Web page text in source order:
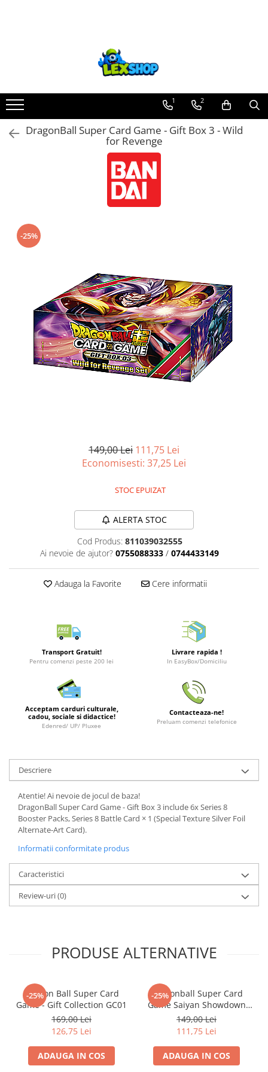
Board Games
Extensii boardgames
Card Games (jocuri cu carti)
Jocuri pentru toata familia
Party Games (jocuri de petrecere)
Smart Games
Puzzle-uri logice
Final Girl - solo game
Miniaturi Arkham Horror
Miniaturi HEROCLIX
Accesorii pentru boardgames
Merch Lex Hobby Store
Pop Culture
Plusuri si papusi
Decoratiuni
Fesuri
Studio Ghibli/My Neighbor
Totoro/Kiki etc
Minecraft
Carnetele
Dragon Ball
Pokemon
One Piece
Lord of The Rings
Harry Potter
Fallout
Stranger Things
Collectibles
KPop Demon Hunters
Retro Arcade – Jocuri, Console si
1 2
DragonBall Super Card Game - Gift Box 3 - Wild
for Revenge
-25%
149,00 Lei 111,75 Lei
Economisesti: 37,25 Lei
STOC EPUIZAT
ALERTA STOC
Cod Produs: 811039032555
Ai nevoie de ajutor? 0755088333 / 0744433149
Adauga la Favorite Cere informatii
Transport Gratuit!
Pentru comenzi peste 200 lei
Livrare rapida !
In EasyBox/Domiciliu
Acceptam carduri culturale,
cadou, sociale si didactice!
Edenred/ UP/ Pluxee
Contacteaza-ne!
Preluam comenzi telefonice
Descriere
Atentie! Ai nevoie de jocul de baza!
DragonBall Super Card Game - Gift Box 3 include 6x Series 8
Booster Packs, Series 8 Battle Card × 1 (Special Texture Silver Foil
Alternate-Art Card).
Informatii conformitate produs
Caracteristici
Review-uri(0)
PRODUSE ALTERNATIVE
-25%
Dragon Ball Super Card
Game - Gift Collection GC01
169,00 Lei
126,75 Lei
ADAUGA IN COS
-25%
Dragonball Super Card
Game Saiyan Showdown
Premium Pack PP06
149,00 Lei
111,75 Lei
ADAUGA IN COS